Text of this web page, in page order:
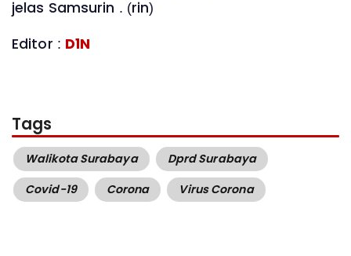
jelas Samsurin . (rin)
Editor : D1N
Tags
Walikota Surabaya
Dprd Surabaya
Covid-19
Corona Virus Corona